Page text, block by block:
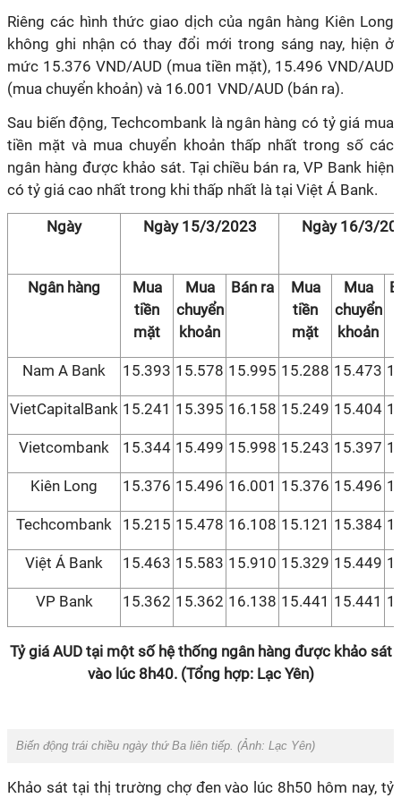
Riêng các hình thức giao dịch của ngân hàng Kiên Long
không ghi nhận có thay đổi mới trong sáng nay, hiện ở
mức 15.376 VND/AUD (mua tiền mặt), 15.496 VND/AUD
(mua chuyển khoản) và 16.001 VND/AUD (bán ra).
Sau biến động, Techcombank là ngân hàng có tỷ giá mua
tiền mặt và mua chuyển khoản thấp nhất trong số các
ngân hàng được khảo sát. Tại chiều bán ra, VP Bank hiện
có tỷ giá cao nhất trong khi thấp nhất là tại Việt Á Bank.
Ngày Ngày 15/3/2023 Ngày 16/3/
Ngân hàng
Mua
tiền
mặt
Mua
chuyển
khoản
Bán ra
Mua
tiền
mặt
Mua
chuyển
khoản
Nam A Bank 15.393 15.578 15.995 15.288 15.473
VietCapitalBank 15.241 15.395 16.158 15.249 15.404
Vietcombank 15.344 15.499 15.998 15.243 15.397
Kiên Long 15.376 15.496 16.001 15.376 15.496
Techcombank 15.215 15.478 16.108 15.121 15.384
Việt Á Bank 15.463 15.583 15.910 15.329 15.449
VP Bank 15.362 15.362 16.138 15.441 15.441
Tỷ giá AUD tại một số hệ thống ngân hàng được khảo sát
vào lúc 8h40. (Tổng hợp: Lạc Yên)
Biến động trái chiều ngày thứ Ba liên tiếp. (Ảnh: Lạc Yên)
Khảo sát tại thị trường chợ đen vào lúc 8h50 hôm nay, tỷ